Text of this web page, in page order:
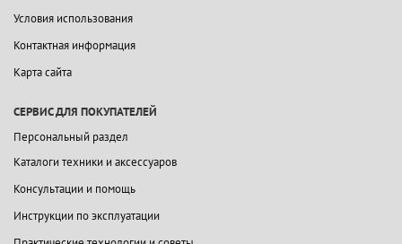
Условия использования
Контактная информация
Карта сайта
СЕРВИС ДЛЯ ПОКУПАТЕЛЕЙ
Персональный раздел
Каталоги техники и аксессуаров
Консультации и помощь
Инструкции по эксплуатации